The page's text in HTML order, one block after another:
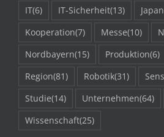
IT(6) IT-Sicherheit(13) Japan
Kooperation(7) Messe(10)
Nordbayern(15) Produktion(6)
Region(81) Robotik(31)
Studie(14) Unternehmen(64)
Wissenschaft(25)